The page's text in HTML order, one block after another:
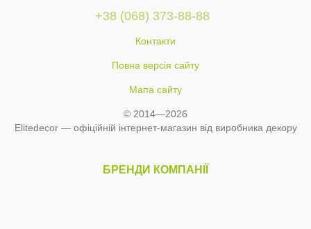
+38 (068) 373-88-88
Контакти
Повна версія сайту
Мапа сайту
© 2014—2026
Elitedecor — офіційній інтернет-магазин від виробника декору
БРЕНДИ КОМПАНІЇ